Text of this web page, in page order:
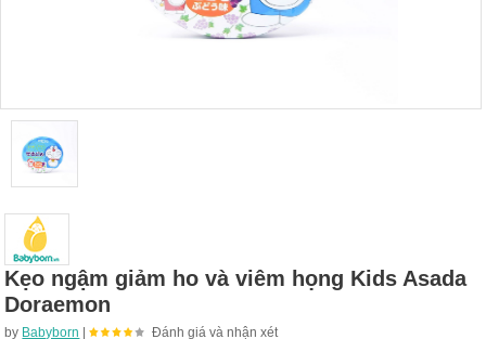
Kẹo ngậm giảm ho và viêm họng Kids Asada
Doraemon
by Babyborn | Đánh giá và nhận xét